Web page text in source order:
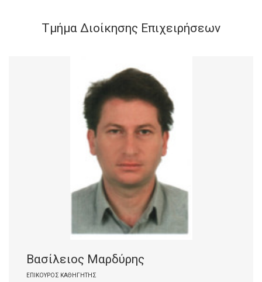
Τμήμα Διοίκησης Επιχειρήσεων
Βασίλειος Μαρδύρης
ΕΠΊΚΟΥΡΟΣ ΚΑΘΗΓΗΤΉΣ